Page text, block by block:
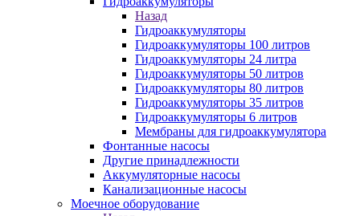
Назад
Гидроаккумуляторы
Гидроаккумуляторы 100 литров
Гидроаккумуляторы 24 литра
Гидроаккумуляторы 50 литров
Гидроаккумуляторы 80 литров
Гидроаккумуляторы 35 литров
Гидроаккумуляторы 6 литров
Мембраны для гидроаккумулятора
Фонтанные насосы
Другие принадлежности
Аккумуляторные насосы
Канализационные насосы
Моечное оборудование